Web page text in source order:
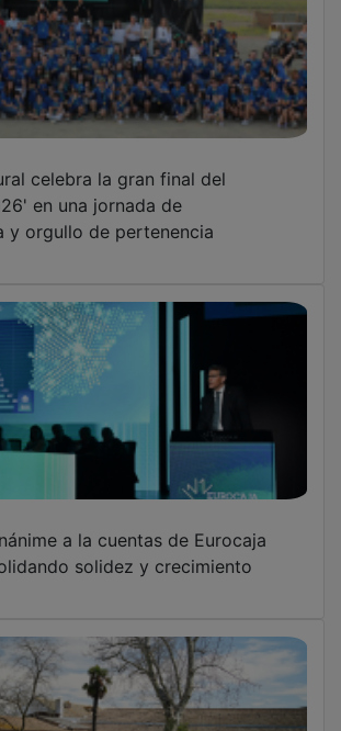
a la cuentas de Eurocaja
solidez y crecimiento
Rural conecta talento
con motivo del programa